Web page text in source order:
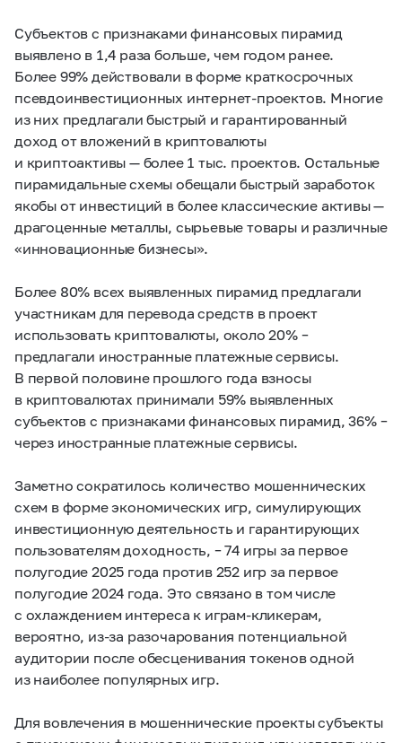
Субъектов с признаками финансовых пирамид
выявлено в 1,4 раза больше, чем годом ранее.
Более 99% действовали в форме краткосрочных
псевдоинвестиционных интернет-проектов. Многие
из них предлагали быстрый и гарантированный
доход от вложений в криптовалюты
и криптоактивы — более 1 тыс. проектов. Остальные
пирамидальные схемы обещали быстрый заработок
якобы от инвестиций в более классические активы —
драгоценные металлы, сырьевые товары и различные
«инновационные бизнесы».
Более 80% всех выявленных пирамид предлагали
участникам для перевода средств в проект
использовать криптовалюты, около 20% –
предлагали иностранные платежные сервисы.
В первой половине прошлого года взносы
в криптовалютах принимали 59% выявленных
субъектов с признаками финансовых пирамид, 36% –
через иностранные платежные сервисы.
Заметно сократилось количество мошеннических
схем в форме экономических игр, симулирующих
инвестиционную деятельность и гарантирующих
пользователям доходность, – 74 игры за первое
полугодие 2025 года против 252 игр за первое
полугодие 2024 года. Это связано в том числе
с охлаждением интереса к играм-кликерам,
вероятно, из-за разочарования потенциальной
аудитории после обесценивания токенов одной
из наиболее популярных игр.
Для вовлечения в мошеннические проекты субъекты